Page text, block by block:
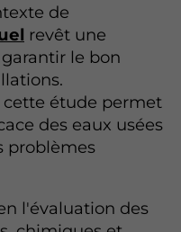
de
revêt une
le bon
cette étude permet
des eaux usées
problèmes
l'évaluation des